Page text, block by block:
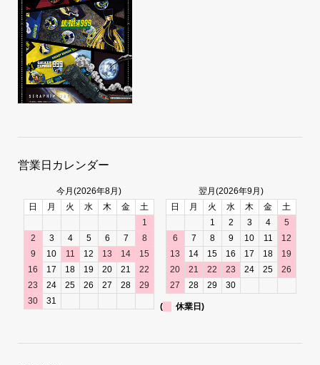
営業日カレンダー
今月(2026年8月)
日
月 火 水 木 金
土
1
2
3 4 5 6 7
8
9
10 11 12 13 14
15
16
17 18 19 20 21
22
23
24 25 26 27 28
29
30
31
翌月(2026年9月)
日
月 火 水 木 金
土
1
2 3 4
5
6
7 8 9 10 11
12
13
14 15 16 17 18
19
20
21 22 23 24 25
26
27
28 29 30
( 休業日)